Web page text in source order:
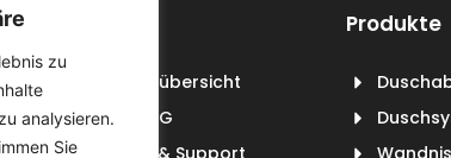
zu
analysieren.
Sie
Produktübersicht
Über BXG
Produkte